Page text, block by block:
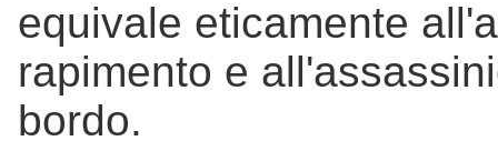
equivale eticamente
rapimento e
bordo.